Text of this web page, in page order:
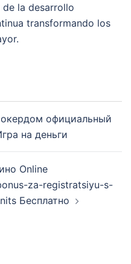
la desarrollo
transformando los
официальный
на деньги
Online
za-registratsiyu-s-
Бесплатно